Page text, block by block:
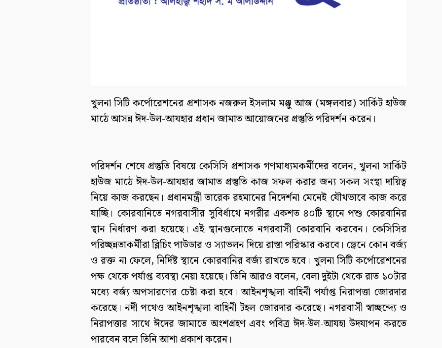
খুলনা সিটি কর্পোরেশনের প্রশাসক নজরুল ইসলাম মঞ্জু আজ (মঙ্গলবার) সার্কিট হাউজ
মাঠে আসন্ন ঈদ-উল-আযহার প্রধান জামাত আয়োজনের প্রস্তুতি পরিদর্শন করেন।
পরিদর্শন শেষে প্রস্তুতি বিষয়ে কেসিসি প্রশাসক গণমাধ্যমকর্মীদের বলেন, খুলনা সার্কিট
হাউজ মাঠে ঈদ-উল-আযহার জামাত প্রস্তুতি কাজ সফল করার জন্য সকল সংস্থা দায়িত্ব
নিয়ে কাজ করছেন। প্রধানমন্ত্রী তারেক রহমানের নিদের্শনা মেনেই যৌথভাবে কাজ করে
যাচ্ছি। কোরবানিতে নগরবাসীর সুবির্ধাথে নগরীর একশত ৪০টি স্থানে পশু কোরবানির
স্থান নির্ধারণ করা হয়েছে। এই স্থানগুলোতে নগরবাসী কোরবানি করবেন। কেসিসির
পরিচ্ছন্নতাকর্মীরা ব্লিচিং পাউডার ও স্যাভলন দিয়ে রাস্তা পরিস্কার করবে। ড্রেনে কোন বর্জ্য
ও রক্ত না ফেলে, নির্দিষ্ট স্থানে কোরবানির বর্জ্য রাখতে হবে। খুলনা সিটি কর্পোরেশনের
পক্ষ থেকে পর্যাপ্ত ব্যবস্থা নেয়া হয়েছে। তিনি আরও বলেন, বেলা দুইটা থেকে রাত ১০টার
মধ্যে বর্জ্য অপসারণের চেষ্টা করা হবে। আইনশৃঙ্খলা বাহিনী পর্যাপ্ত নিরাপত্তা জোরদার
করেছে। নদী পথেও আইনশৃঙ্খলা বাহিনী টহল জোরদার করেছে। নগরবাসী স্বাচ্ছন্দ্যে ও
নিরাপত্তার সাথে ঈদের জামাতে অংশগ্রহণ এবং পবিত্র ঈদ-উল-আযহা উদযাপন করতে
পারবেন বলে তিনি আশা প্রকাশ করেন।